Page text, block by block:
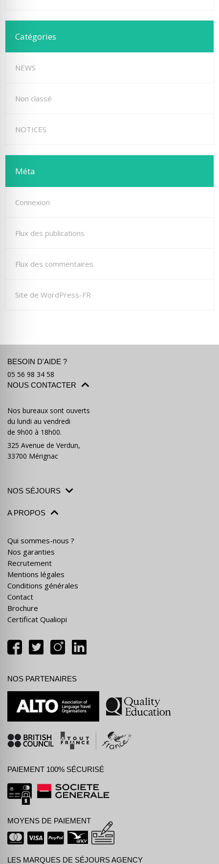
Catégories
NEWS
Non classé
NOTICES
Méta
Connexion
Flux des publications
Flux des commentaires
Site de WordPress-FR
BESOIN D'AIDE ?
05 56 98 34 58
NOUS CONTACTER
Nos bureaux sont ouverts
du lundi au vendredi
de 9h00 à 18h00.
325 Avenue de Verdun,
33700 Mérignac
NOS SÉJOURS
A PROPOS
Qui sommes-nous ?
Nos garanties
Recrutement
Mentions légales
Conditions générales
Contact
Brochure
Certificat Qualiopi
NOS PARTENAIRES
PAIEMENT 100% SÉCURISÉ
MOYENS DE PAIEMENT
LES MARQUES DE SÉJOURS AGENCY